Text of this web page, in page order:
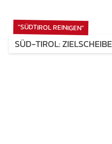
"SÜDTIROL REINIGEN"
SÜD-TIROL: